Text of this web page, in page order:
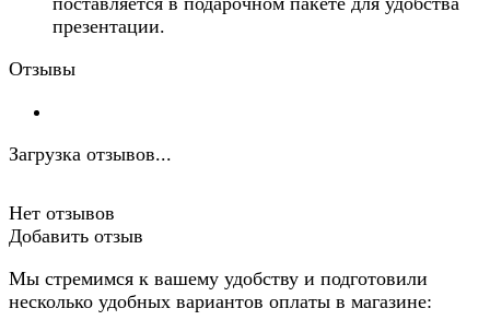
презентации.
Отзывы
Загрузка отзывов...
Нет отзывов
Добавить отзыв
Мы стремимся к вашему удобству и подготовили
несколько удобных вариантов оплаты в магазине: